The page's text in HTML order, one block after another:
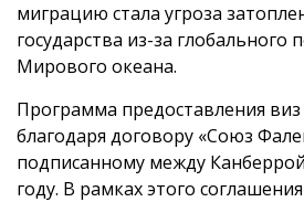
миграцию стала угроза
государства из-за
Мирового океана.
Программа предоставления
благодаря договору «Союз
подписанному между
году. В рамках этого